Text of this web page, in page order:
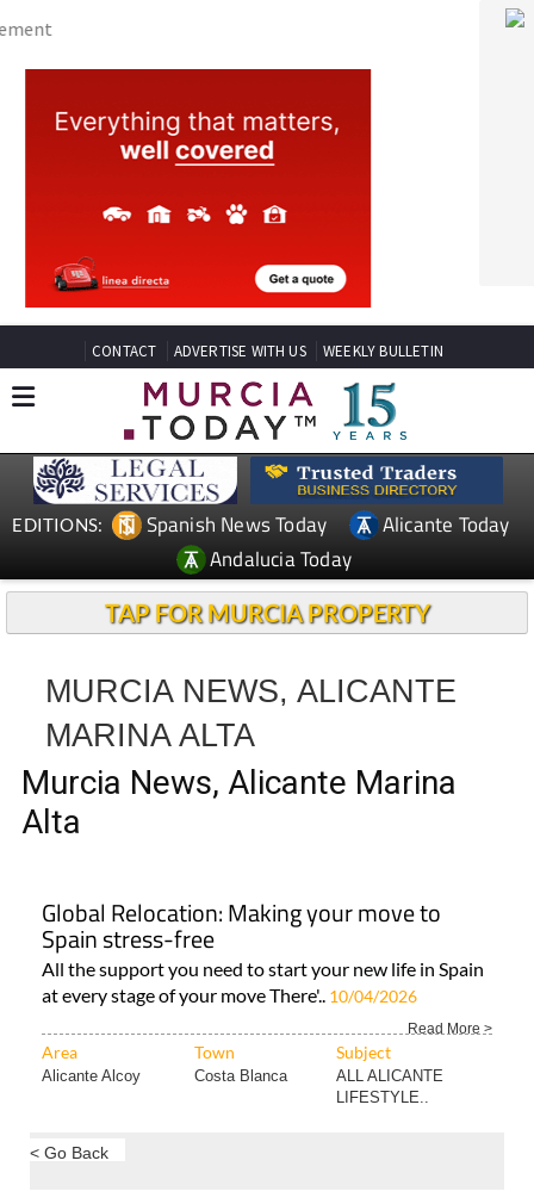
CONTACT ADVERTISE WITH US WEEKLY BULLETIN
EDITIONS: Spanish News Today
Alicante Today
Andalucia Today
TAP FOR MURCIA PROPERTY
MARINA ALTA
Murcia News, Alicante Marina
Alta
Spain stress-free
All the support you need to start your new life in Spain
at every stage of your move There'..
Read More >
Area Town Subject
Alicante Alcoy Costa Blanca
ALL ALICANTE
LIFESTYLE..